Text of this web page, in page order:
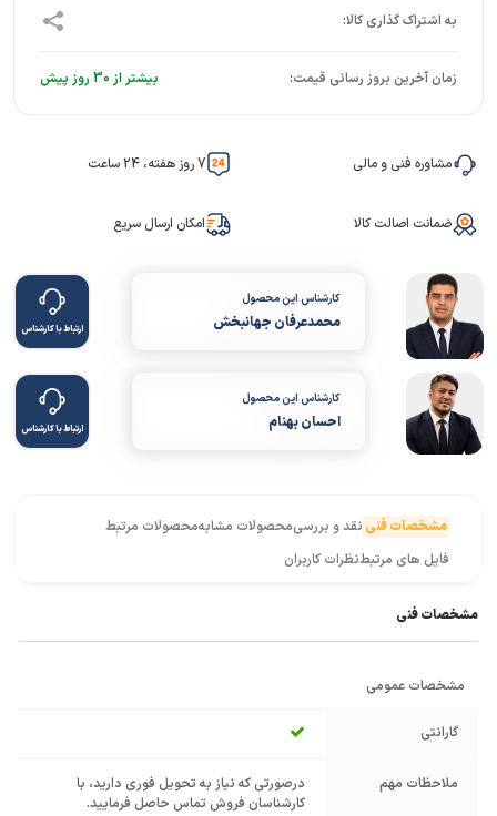
زمان آخرین بروز رسانی قیمت: بیشتر از 30 روز پیش
مشاوره فنی و مالی 7 روز هفته، 24 ساعت
ضمانت اصالت کالا امکان ارسال سریع
کارشناس این محصول
محمدعرفان جهانبخش ارتباط با کارشناس
کارشناس این محصول
احسان بهنام ارتباط با کارشناس
مشخصات فنی نقد و بررسیمحصولات مشابهمحصولات مرتبط
فایل های مرتبطنظرات کاربران
مشخصات فنی
مشخصات عمومی
گارانتی
ملاحظات مهم
درصورتی که نیاز به تحویل فوری دارید، با
کارشناسان فروش تماس حاصل فرمایید.